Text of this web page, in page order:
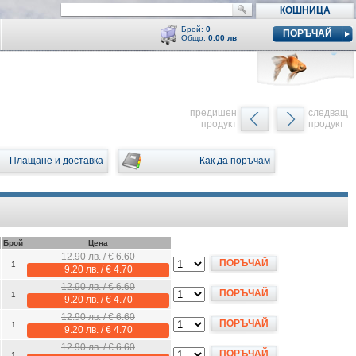
КОШНИЦА
Брой: 0
Общо: 0.00 лв ПОРЪЧАЙ
Кошницата е празна
следващ
продукт
предишен
продукт
Плащане и доставка Как да поръчам
Брой Цена
1
12.90 лв. / € 6.60
9.20 лв. / € 4.70
ПОРЪЧАЙ
1
12.90 лв. / € 6.60
9.20 лв. / € 4.70
ПОРЪЧАЙ
1
12.90 лв. / € 6.60
9.20 лв. / € 4.70
ПОРЪЧАЙ
12.90 лв. / € 6.60
ПОРЪЧАЙ